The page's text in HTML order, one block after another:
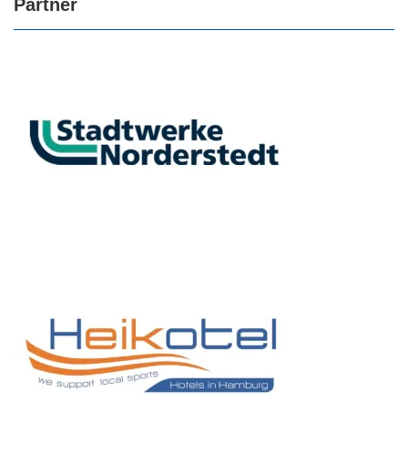
Partner